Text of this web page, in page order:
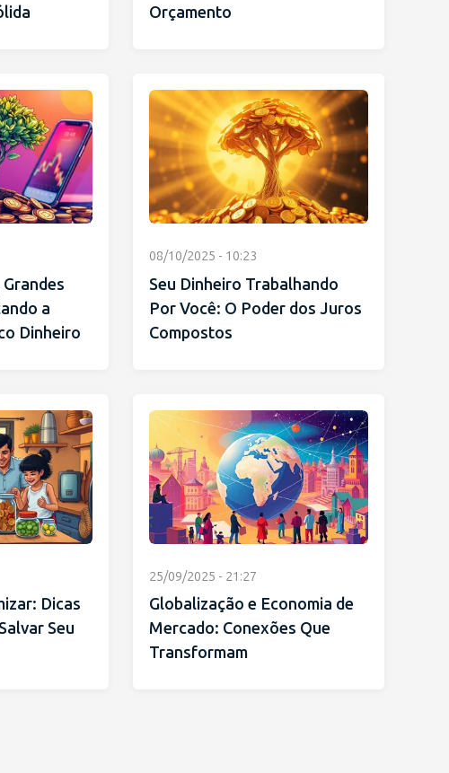
Orçamento
a
Dinheiro
08/10/2025 - 10:23
Seu Dinheiro Trabalhando
Por Você: O Poder dos Juros
Compostos
Dicas
Seu
25/09/2025 - 21:27
Globalização e Economia de
Mercado: Conexões Que
Transformam